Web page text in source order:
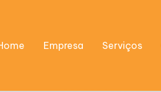
Empresa Serviços